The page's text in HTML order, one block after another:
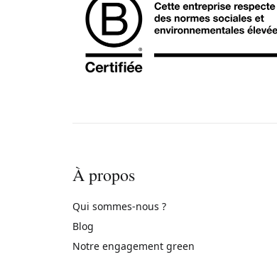
À propos
Qui sommes-nous ?
Blog
Notre engagement green